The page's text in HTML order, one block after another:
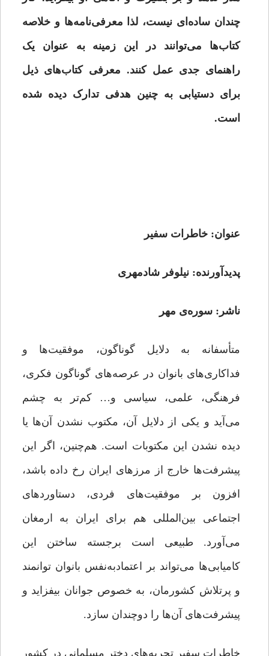
چندان ساده‌ای نیست، لذا معرفی‌نامه‌ها و خلاصه
کتاب‌ها می‌توانند در این زمینه به عنوان یک
راهنمای جدی عمل کنند. معرفی‌ کتاب‌های ذیل
برای دستیابی به چنین هدفی تدارک دیده شده
است.
عنوان: خاطرات سفیر
پدیدآورنده: نیلوفر شادمهری
ناشر: سوره‌ی مهر
متأسفانه به دلایل گوناگون، موفقیت‌ها و
فداکاری‌های بانوان در عرصه‌های گوناگون فکری،
فرهنگی، علمی، سیاسی و… کم‌تر به چشم
می‌آید و یکی از دلایل آن، مکتوب ‌نشدن آن‌ها یا
دیده ‌نشدن این مکتوبات است. هم‌چنین، اگر این
پیشرفت‌ها خارج از مرزهای ایران رخ داده باشد،
افزون بر موفقیت‌های فردی، دستاوردهای
اجتماعی بین‌المللی هم برای ایران به ارمغان
می‌آورد. طبیعی است برجسته ‌ساختن این
کامیابی‌ها می‌تواند بر اعتمادبه‌نفس بانوان توانمند
و پرتلاش کشورمان، به‌ خصوص جوانان بیفزاید و
پیشرفت‌های آن‌ها را دوچندان سازد.
خاطرات سفیر تجربه‌های دختر مسلمانی در کشور